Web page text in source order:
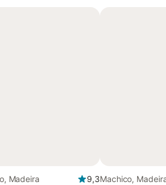
Madeira
9,3Machico,